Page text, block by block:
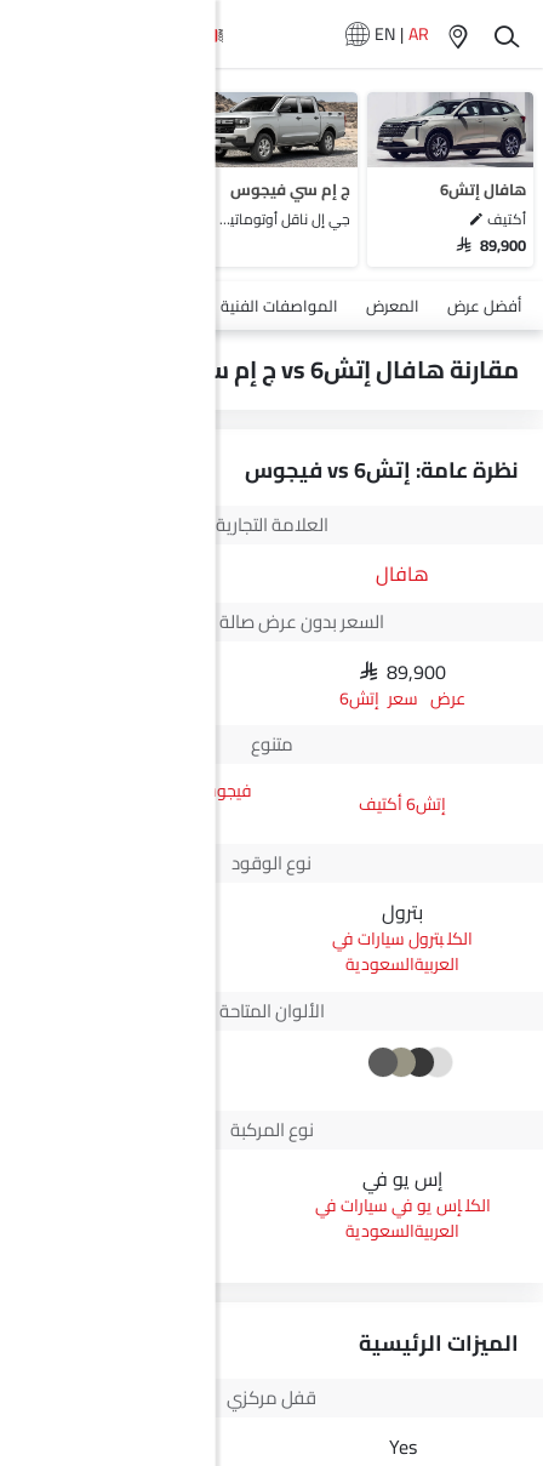
EN|AR
هافال إتش6
أكتيف
SAR 89,900
ج إم سي فيجوس
جي إل ناقل أوتوماتيكي دفع ثنائي يورو 4
أفضل عرض المعرض المواصفات الفنية
مقارنة هافال إتش6 vs ج إم سي فيجوس
نظرة عامة: إتش6 vs فيجوس
العلامة التجارية
هافال
السعر بدون عرض صالة العرض*
SAR 89,900
سعر إتش6
متنوع
إتش6 أكتيف
فيجوس جي إل ناقل أوتوماتيكي
نوع الوقود
بترول
بترول سيارات في
العربيةالسعودية
الألوان المتاحة
نوع المركبة
إس يو في
إس يو في سيارات في
العربيةالسعودية
الميزات الرئيسية
قفل مركزي
Yes